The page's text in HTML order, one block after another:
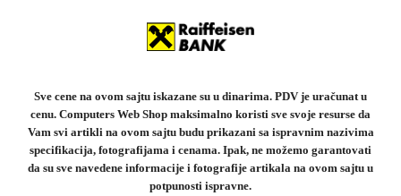
Sve cene na ovom sajtu iskazane su u dinarima. PDV je uračunat u
cenu. Computers Web Shop maksimalno koristi sve svoje resurse da
Vam svi artikli na ovom sajtu budu prikazani sa ispravnim nazivima
specifikacija, fotografijama i cenama. Ipak, ne možemo garantovati
da su sve navedene informacije i fotografije artikala na ovom sajtu u
potpunosti ispravne.